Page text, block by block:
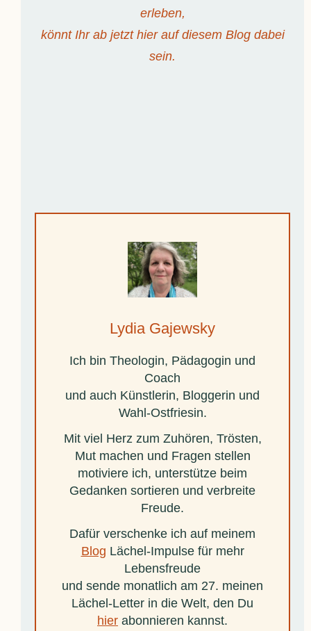
erleben,
könnt Ihr ab jetzt hier auf diesem Blog dabei
sein.
Lydia Gajewsky
Ich bin Theologin, Pädagogin und
Coach
und auch Künstlerin, Bloggerin und
Wahl-Ostfriesin.
Mit viel Herz zum Zuhören, Trösten,
Mut machen und Fragen stellen
motiviere ich, unterstütze beim
Gedanken sortieren und verbreite
Freude.
Dafür verschenke ich auf meinem
Blog Lächel-Impulse für mehr
Lebensfreude
und sende monatlich am 27. meinen
Lächel-Letter in die Welt, den Du
hier abonnieren kannst.